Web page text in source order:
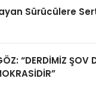
Sürücülere
“DERDİMİZ ŞOV